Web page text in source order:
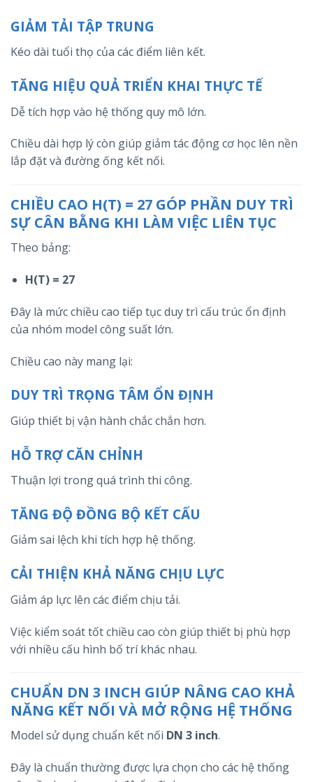
GIẢM TẢI TẬP TRUNG
Kéo dài tuổi thọ của các điểm liên kết.
TĂNG HIỆU QUẢ TRIỂN KHAI THỰC TẾ
Dễ tích hợp vào hệ thống quy mô lớn.
Chiều dài hợp lý còn giúp giảm tác động cơ học lên nền
lắp đặt và đường ống kết nối.
CHIỀU CAO H(T) = 27 GÓP PHẦN DUY TRÌ
SỰ CÂN BẰNG KHI LÀM VIỆC LIÊN TỤC
Theo bảng:
H(T) = 27
Đây là mức chiều cao tiếp tục duy trì cấu trúc ổn định
của nhóm model công suất lớn.
Chiều cao này mang lại:
DUY TRÌ TRỌNG TÂM ỔN ĐỊNH
Giúp thiết bị vận hành chắc chắn hơn.
HỖ TRỢ CĂN CHỈNH
Thuận lợi trong quá trình thi công.
TĂNG ĐỘ ĐỒNG BỘ KẾT CẤU
Giảm sai lệch khi tích hợp hệ thống.
CẢI THIỆN KHẢ NĂNG CHỊU LỰC
Giảm áp lực lên các điểm chịu tải.
Việc kiểm soát tốt chiều cao còn giúp thiết bị phù hợp
với nhiều cấu hình bố trí khác nhau.
CHUẨN DN 3 INCH GIÚP NÂNG CAO KHẢ
NĂNG KẾT NỐI VÀ MỞ RỘNG HỆ THỐNG
Model sử dụng chuẩn kết nối DN 3 inch.
Đây là chuẩn thường được lựa chọn cho các hệ thống